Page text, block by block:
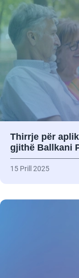
Thirrje për
gjithë Ballkani
15 Prill 2025